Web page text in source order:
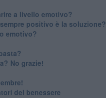
a livello emotivo?
positivo è la soluzione?
emotivo?
No grazie!
del benessere